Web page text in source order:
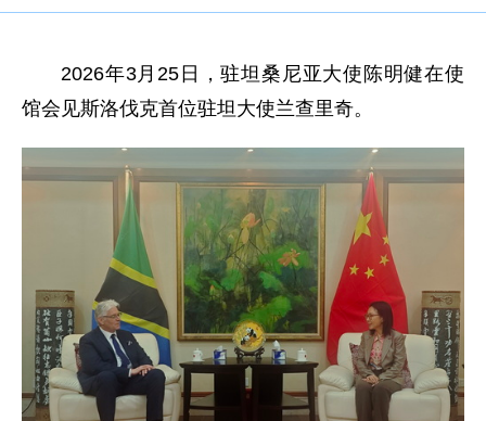
2026年3月25日，驻坦桑尼亚大使陈明健在使
馆会见斯洛伐克首位驻坦大使兰查里奇。